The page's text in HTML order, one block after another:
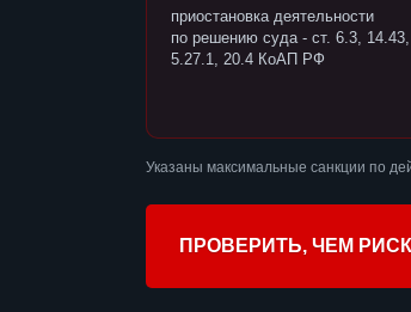
приостановка деятельности
по решению суда - ст. 6.3, 14.43,
5.27.1, 20.4 КоАП РФ
Указаны максимальные санкции по
ПРОВЕРИТЬ, ЧЕМ